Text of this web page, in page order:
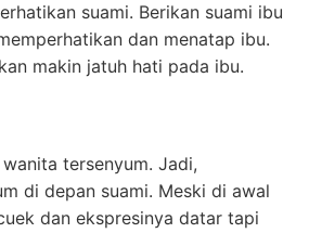
suami. Berikan suami ibu
dan menatap ibu.
makin jatuh hati pada ibu.
tersenyum. Jadi,
di depan suami. Meski di awal
dan ekspresinya datar tapi